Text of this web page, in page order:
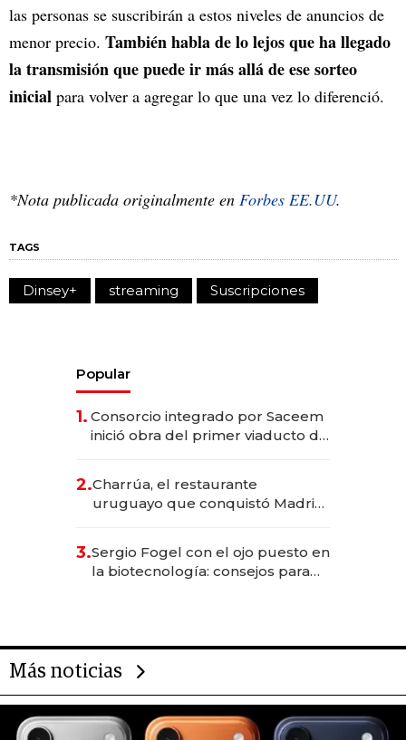
las personas se suscribirán a estos niveles de anuncios de
menor precio. También habla de lo lejos que ha llegado
la transmisión que puede ir más allá de ese sorteo
inicial para volver a agregar lo que una vez lo diferenció.
*Nota publicada originalmente en Forbes EE.UU.
TAGS
Dinsey+ streaming Suscripciones
Popular
1. Consorcio integrado por Saceem
inició obra del primer viaducto de
millones
2.Charrúa, el restaurante
uruguayo que conquistó Madrid:
anticipación y prepara apertura
3.Sergio Fogel con el ojo puesto en
la biotecnología: consejos para
Más noticias